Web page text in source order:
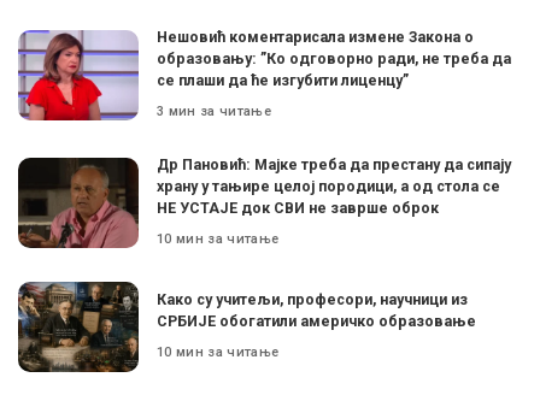
Нешовић коментарисала измене Закона о
образовању: ”Ко одговорно ради, не треба да
се плаши да ће изгубити лиценцу”
3 мин за читање
Др Пановић: Мајке треба да престану да сипају
храну у тањире целој породици, а од стола се
НЕ УСТАЈЕ док СВИ не заврше оброк
10 мин за читање
Како су учитељи, професори, научници из
СРБИЈЕ обогатили америчко образовање
10 мин за читање